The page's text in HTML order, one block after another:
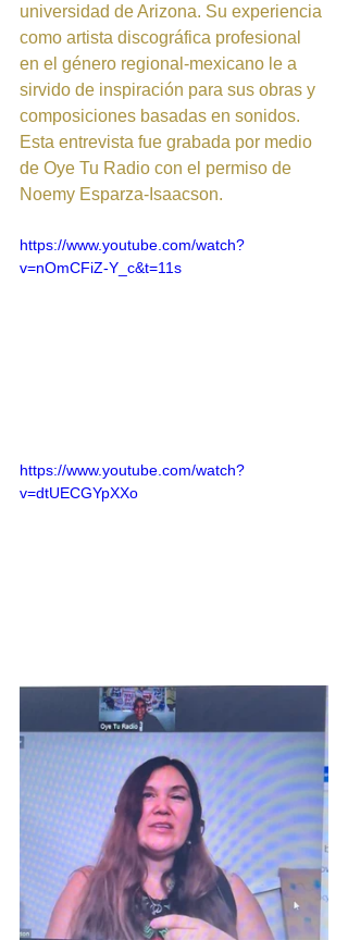
universidad de Arizona. Su experiencia
como artista discográfica profesional
en el género regional-mexicano le a
sirvido de inspiración para sus obras y
composiciones basadas en sonidos.
Esta entrevista fue grabada por medio
de Oye Tu Radio con el permiso de
Noemy Esparza-Isaacson.
https://www.youtube.com/watch?
v=nOmCFiZ-Y_c&t=11s
https://www.youtube.com/watch?
v=dtUECGYpXXo